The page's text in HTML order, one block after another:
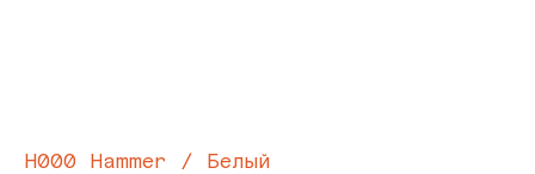
H000 Hammer / Белый